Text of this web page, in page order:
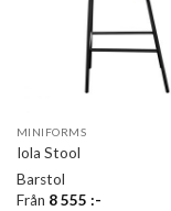
MINIFORMS
Iola Stool
Barstol
Från 8 555 :-